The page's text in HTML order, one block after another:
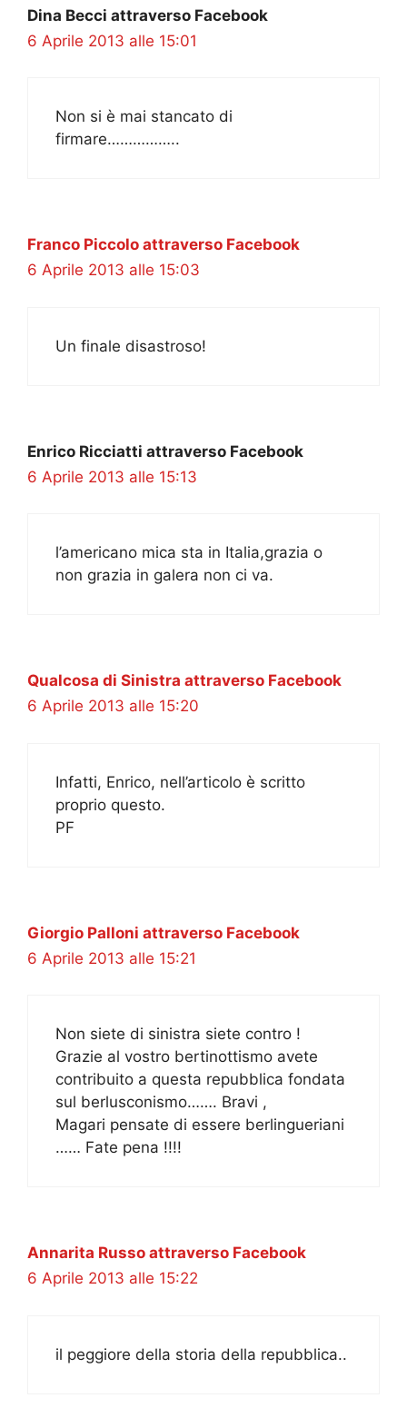
Dina Becci attraverso Facebook
6 Aprile 2013 alle 15:01
Non si è mai stancato di
firmare……………..
Franco Piccolo attraverso Facebook
6 Aprile 2013 alle 15:03
Un finale disastroso!
Enrico Ricciatti attraverso Facebook
6 Aprile 2013 alle 15:13
l’americano mica sta in Italia,grazia o
non grazia in galera non ci va.
Qualcosa di Sinistra attraverso Facebook
6 Aprile 2013 alle 15:20
Infatti, Enrico, nell’articolo è scritto
proprio questo.
PF
Giorgio Palloni attraverso Facebook
6 Aprile 2013 alle 15:21
Non siete di sinistra siete contro !
Grazie al vostro bertinottismo avete
contribuito a questa repubblica fondata
sul berlusconismo……. Bravi ,
Magari pensate di essere berlingueriani
…… Fate pena !!!!
Annarita Russo attraverso Facebook
6 Aprile 2013 alle 15:22
il peggiore della storia della repubblica..